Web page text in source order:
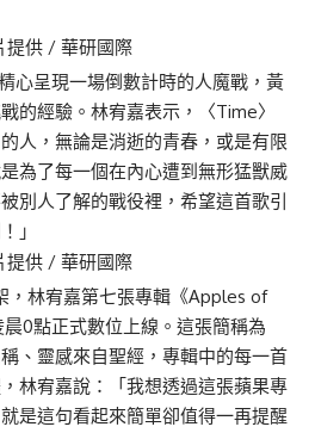
供 / 華研國際
心呈現一場倒數計時的人魔戰，黃
的經驗。林宥嘉表示，〈Time〉
人，無論是消逝的青春，或是有限
為了每一個在內心遭到無形猛獸威
別人了解的戰役裡，希望這首歌引
」
供 / 華研國際
，林宥嘉第七張專輯《Apples of
0點正式數位上線。這張簡稱為
、靈感來自聖經，專輯中的每一首
林宥嘉說：「我想透過這張蘋果專
是這句看起來簡單卻值得一再提醒